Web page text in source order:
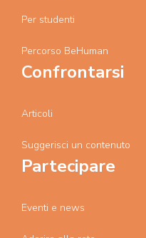
Per studenti
Percorso BeHuman
Confrontarsi
Articoli
Suggerisci un contenuto
Partecipare
Eventi e news